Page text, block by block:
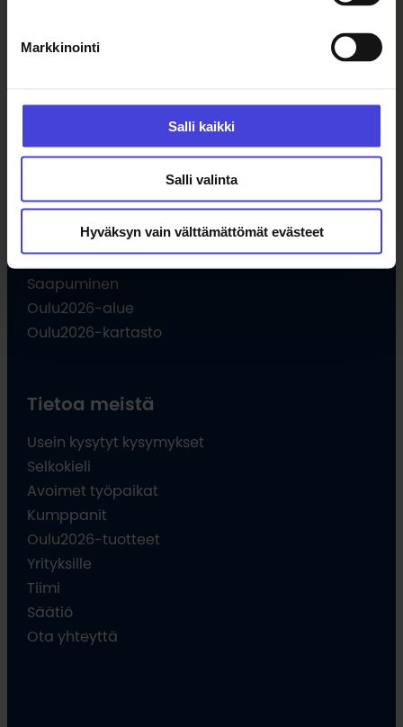
Markkinointi
Salli kaikki
Salli valinta
Hyväksyn vain välttämättömät evästeet
Ohjelma
Ohjelmahaku
Tule vapaaehtoiseksi
Hankkeet
Saapuminen
Oulu2026-alue
Oulu2026-kartasto
Tietoa meistä
Usein kysytyt kysymykset
Selkokieli
Avoimet työpaikat
Kumppanit
Oulu2026-tuotteet
Yrityksille
Tiimi
Säätiö
Ota yhteyttä